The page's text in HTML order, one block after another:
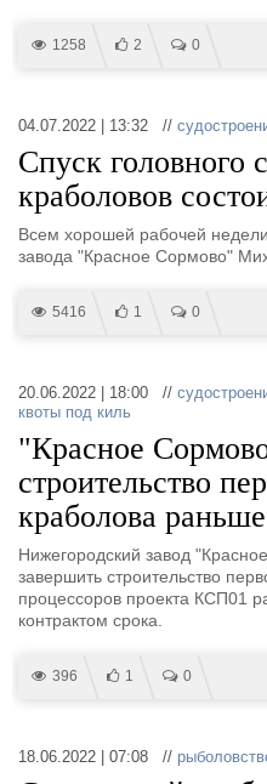
1258 2 0
04.07.2022 | 13:32 //
Спуск головного
краболовов
Всем хорошей рабочей
завода "Красное Сормово"
5416 1 0
20.06.2022 | 18:00 //
квоты под киль
"Красное
строительство
краболова
Нижегородский завод
завершить строительство
процессоров проекта КСП01
контрактом срока.
396 1 0
18.06.2022 | 07:08 //